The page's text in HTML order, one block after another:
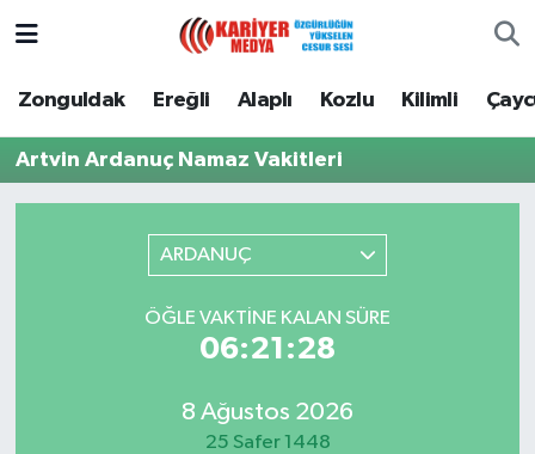
Zonguldak Ereğli Alaplı Kozlu Kilimli
Artvin Ardanuç Namaz Vakitleri
ARDANUÇ
ÖĞLE VAKTINE KALAN SÜRE
06:21:28
8 Ağustos 2026
25 Safer 1448
Zonguldak
Ereğli
Zonguldak Nöbetçi Eczaneler
Zonguldak Hava Durumu
Zonguldak Trafik Yoğunluk Haritası
Puan Durumu ve Fikstür